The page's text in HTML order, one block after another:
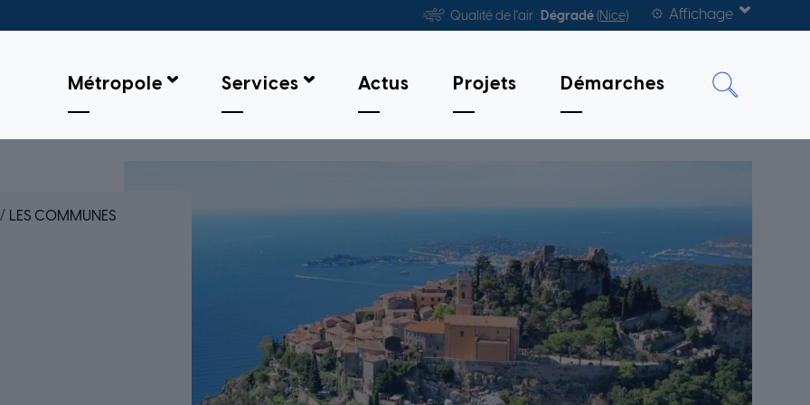
Qualité de l'air : Dégradé (Nice) Affichage
Métropole Services Actus Projets Démarches
LES COMMUNES